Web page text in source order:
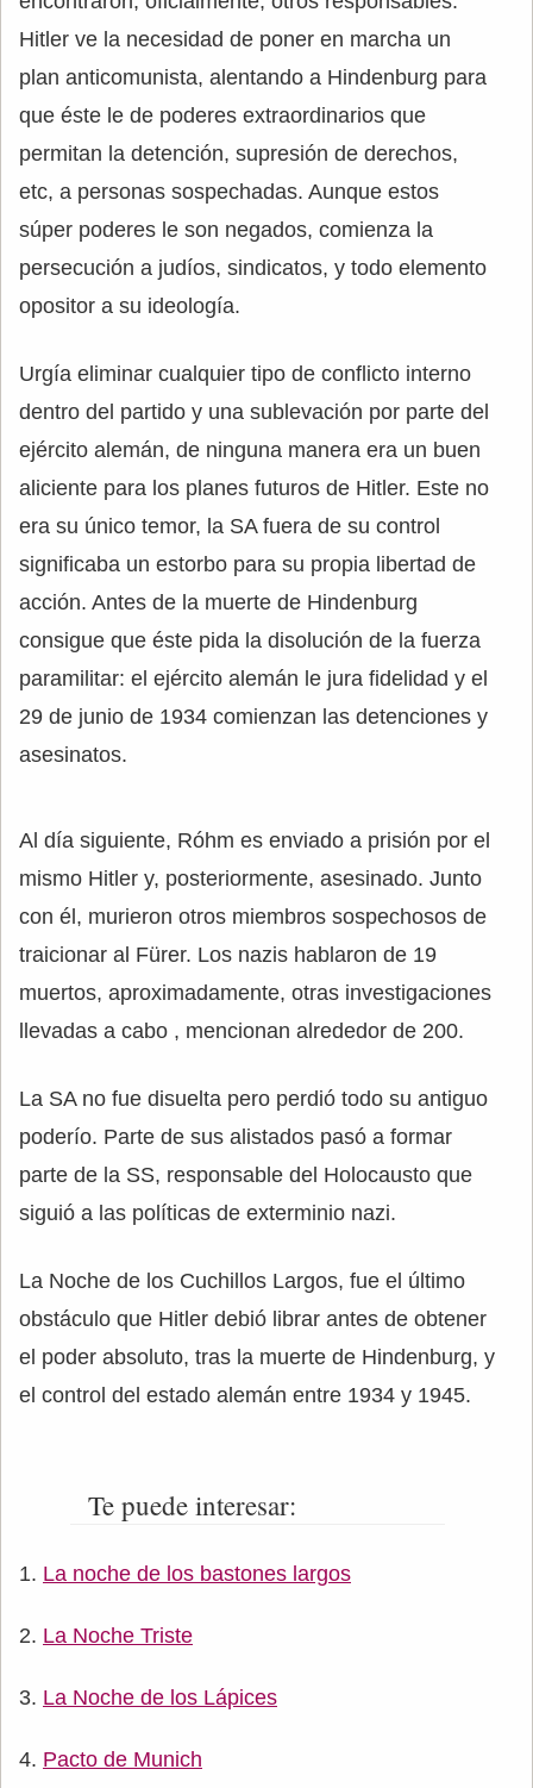
Hitler ve la necesidad de poner en marcha un
plan anticomunista, alentando a Hindenburg para
que éste le de poderes extraordinarios que
permitan la detención, supresión de derechos,
etc, a personas sospechadas. Aunque estos
súper poderes le son negados, comienza la
persecución a judíos, sindicatos, y todo elemento
opositor a su ideología.
Urgía eliminar cualquier tipo de conflicto interno
dentro del partido y una sublevación por parte del
ejército alemán, de ninguna manera era un buen
aliciente para los planes futuros de Hitler. Este no
era su único temor, la SA fuera de su control
significaba un estorbo para su propia libertad de
acción. Antes de la muerte de Hindenburg
consigue que éste pida la disolución de la fuerza
paramilitar: el ejército alemán le jura fidelidad y el
29 de junio de 1934 comienzan las detenciones y
asesinatos.
Al día siguiente, Róhm es enviado a prisión por el
mismo Hitler y, posteriormente, asesinado. Junto
con él, murieron otros miembros sospechosos de
traicionar al Fürer. Los nazis hablaron de 19
muertos, aproximadamente, otras investigaciones
llevadas a cabo , mencionan alrededor de 200.
La SA no fue disuelta pero perdió todo su antiguo
poderío. Parte de sus alistados pasó a formar
parte de la SS, responsable del Holocausto que
siguió a las políticas de exterminio nazi.
La Noche de los Cuchillos Largos, fue el último
obstáculo que Hitler debió librar antes de obtener
el poder absoluto, tras la muerte de Hindenburg, y
el control del estado alemán entre 1934 y 1945.
Te puede interesar:
La noche de los bastones largos
La Noche Triste
La Noche de los Lápices
Pacto de Munich